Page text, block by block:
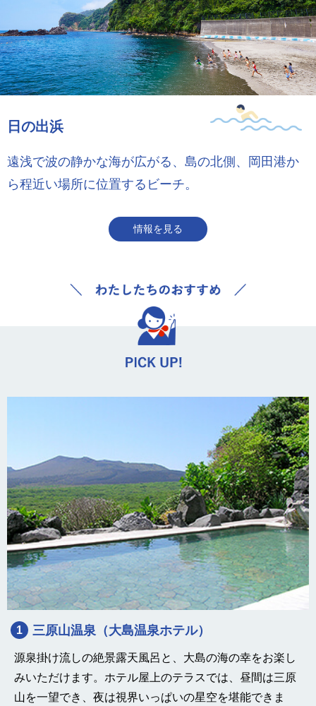
日の出浜
遠浅で波の静かな海が広がる、島の北側、岡田港か
ら程近い場所に位置するビーチ。
情報を見る
1 三原山温泉（大島温泉ホテル）
源泉掛け流しの絶景露天風呂と、大島の海の幸をお楽し
みいただけます。ホテル屋上のテラスでは、昼間は三原
山を一望でき、夜は視界いっぱいの星空を堪能できま